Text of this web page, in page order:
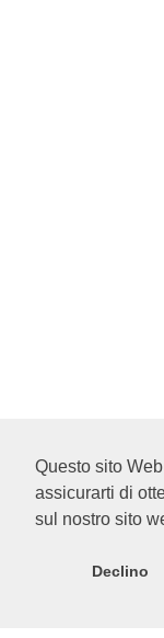
Questo sito
assicurarti di
sul nostro sito
Declino